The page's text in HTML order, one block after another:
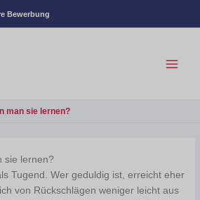
Bewerbung
man sie lernen?
sie lernen?
Tugend. Wer geduldig ist, erreicht eher
von Rückschlägen weniger leicht aus